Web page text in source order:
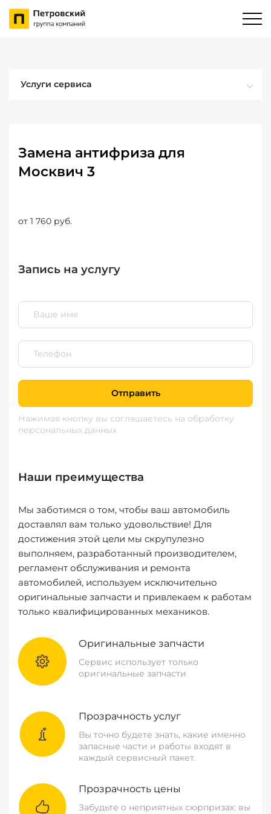
Услуги сервиса
Замена антифриза для
Москвич 3
от 1 760 руб.
Запись на услугу
Отправить
Нажимая кнопку вы соглашаетесь на обработку
персональных данных
Наши преимущества
Мы заботимся о том, чтобы ваш автомобиль
доставлял вам только удовольствие! Для
достижения этой цели мы скрупулезно
выполняем, разработанный производителем,
регламент обслуживания и ремонта
автомобилей, используем исключительно
оригинальные запчасти и привлекаем к работам
только квалифицированных механиков.
Оригинальные запчасти
Сервис использует только
оригинальные запчасти
Прозрачность услуг
Вы точно будете знать, какие именно
запасные части и работы входят в
каждый сервисный пакет.
Прозрачность цены
Забудьте о неприятных сюрпризах: вы